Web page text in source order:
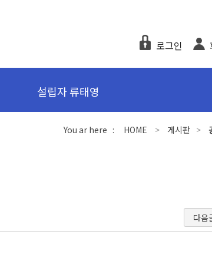
로그인
설립자 류태영
You ar here : HOME > 게시판 >
다음